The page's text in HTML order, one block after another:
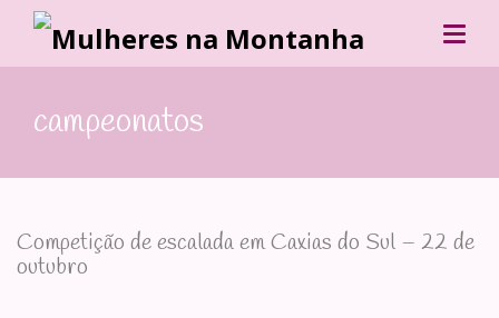
campeonatos
Competição de escalada em Caxias do Sul – 22 de
outubro